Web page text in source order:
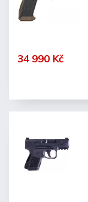
34 990 Kč